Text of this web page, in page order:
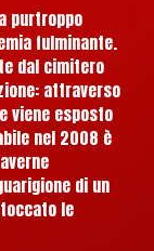
purtroppo
fulminante.
dal cimitero
attraverso
viene esposto
nel 2008 è
di un
le